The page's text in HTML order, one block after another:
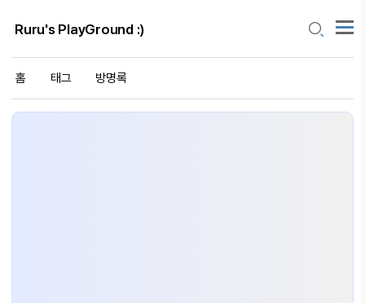
Ruru's PlayGround :)
홈 태그 방명록